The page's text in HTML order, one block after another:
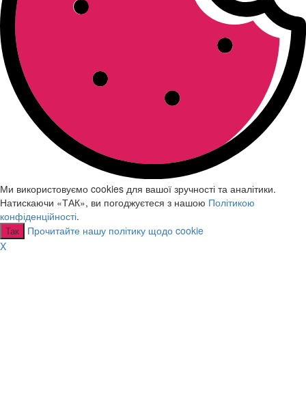
Ми використовуємо cookies для вашої зручності та аналітики.
Натискаючи «ТАК», ви погоджуєтеся з нашою Політикою
конфіденційності.
Так
Прочитайте нашу політику щодо cookie
X